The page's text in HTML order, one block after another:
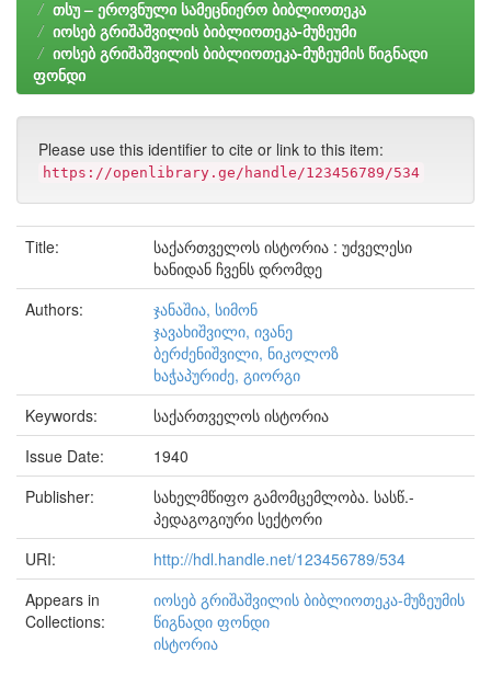
თსუ – ეროვნული სამეცნიერო ბიბლიოთეკა
იოსებ გრიშაშვილის ბიბლიოთეკა-მუზეუმი
იოსებ გრიშაშვილის ბიბლიოთეკა-მუზეუმის წიგნადი
ფონდი
Please use this identifier to cite or link to this item:
https://openlibrary.ge/handle/123456789/534
Title:
საქართველოს ისტორია : უძველესი
ხანიდან ჩვენს დრომდე
Authors:
ჯანაშია, სიმონ
ჯავახიშვილი, ივანე
ბერძენიშვილი, ნიკოლოზ
ხაჭაპურიძე, გიორგი
Keywords:
საქართველოს ისტორია
Issue Date:
1940
Publisher:
სახელმწიფო გამომცემლობა. სასწ.-
პედაგოგიური სექტორი
URI:
http://hdl.handle.net/123456789/534
Appears in
Collections:
იოსებ გრიშაშვილის ბიბლიოთეკა-მუზეუმის
წიგნადი ფონდი
ისტორია